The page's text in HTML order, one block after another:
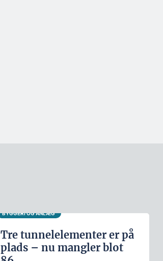
BYGGERI OG ANLÆG
Tre tunnelelementer er på
plads – nu mangler blot